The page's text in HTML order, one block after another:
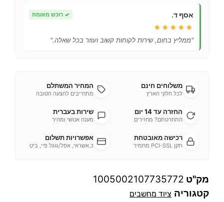
אסף ד. ✓ רוכש מאומת
★★★★★
"ממליץ בחום, שירות לקוחות קשוב ועוזר בכל שאלה."
משלוחים חינם
לכל חלקי הארץ
המחיר המשתלם
מתחייבים להצעה הטובה
החזרה עד 14 יום
התחרטתם? מחזירים
שירות בעברית
מענה אנושי ומהיר
רכישה מאובטחת
תקן PCI-SSL מחמיר
אפשרויות תשלום
כ.אשראי, אפל/גוגל פיי, ביט
מק"ט 1005002107735772
קטגוריה ציוד מחשבים